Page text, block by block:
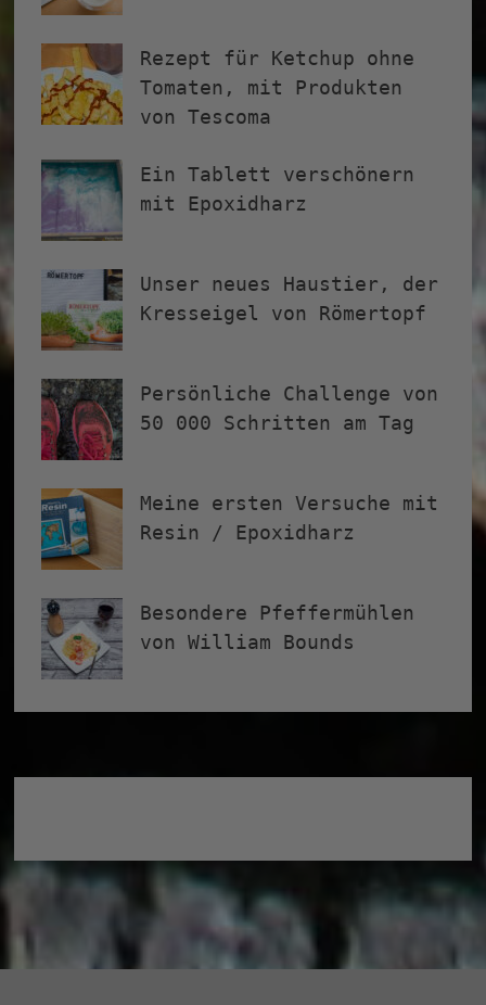
Rezept für Ketchup ohne
Tomaten, mit Produkten
von Tescoma
Ein Tablett verschönern
mit Epoxidharz
Unser neues Haustier, der
Kresseigel von Römertopf
Persönliche Challenge von
50 000 Schritten am Tag
Meine ersten Versuche mit
Resin / Epoxidharz
Besondere Pfeffermühlen
von William Bounds